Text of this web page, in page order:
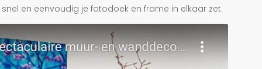
en eenvoudig je fotodoek en frame in elkaar zet.